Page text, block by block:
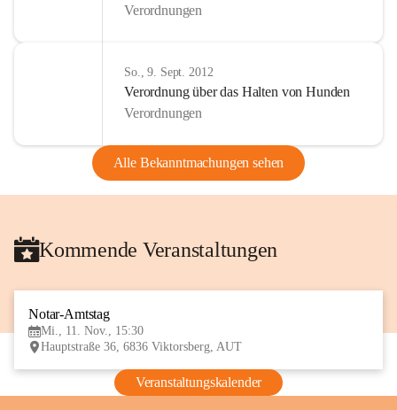
Verordnungen
So., 9. Sept. 2012
Verordnung über das Halten von Hunden
Verordnungen
Alle Bekanntmachungen sehen
Kommende Veranstaltungen
Notar-Amtstag
Mi., 11. Nov., 15:30
Hauptstraße 36, 6836 Viktorsberg, AUT
Veranstaltungskalender